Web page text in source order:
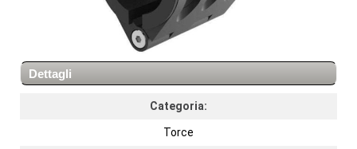
Dettagli
Categoria:
Torce